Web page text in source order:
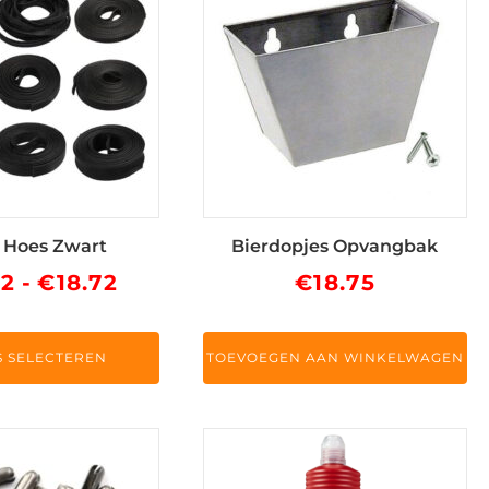
Zwart
- €18.72
€18.72
SELECTEREN
Bierdopjes Opvangbak
€18.75
TOEVOEGEN AAN WINKELWAGEN